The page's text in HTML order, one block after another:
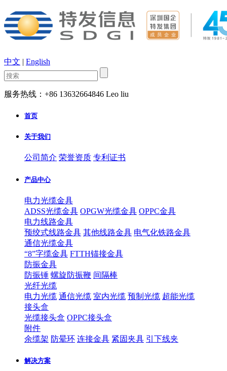
中文 | English
服务热线：+86 13632664846 Leo liu
首页
关于我们
公司简介 荣誉资质 专利证书
产品中心
电力光缆金具
ADSS光缆金具 OPGW光缆金具 OPPC金具
电力线路金具
预绞式线路金具 其他线路金具 电气化铁路金具
通信光缆金具
“8”字缆金具 FTTH锚接金具
防振金具
防振锤 螺旋防振鞭 间隔棒
光纤光缆
电力光缆 通信光缆 室内光缆 预制光缆 超能光缆
接头盒
光缆接头盒 OPPC接头盒
附件
余缆架 防晕环 连接金具 紧固夹具 引下线夹
解决方案